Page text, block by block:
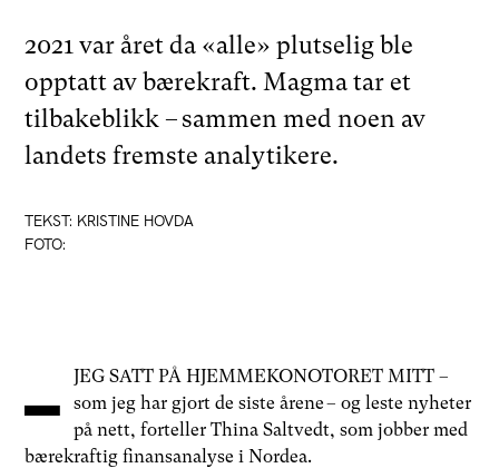
TEKST: KRISTINE HOVDA
FOTO:
2021 var året da «alle» plutselig ble
opptatt av bærekraft. Magma tar et
tilbakeblikk – sammen med noen av
landets fremste analytikere.
–
JEG SATT PÅ HJEMMEKONOTORET MITT –
som jeg har gjort de siste årene – og leste nyheter
på nett, forteller Thina Saltvedt, som jobber med
bærekraftig finansanalyse i Nordea.